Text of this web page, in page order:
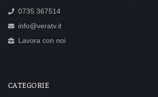
0735 367514
info@veratv.it
Lavora con noi
CATEGORIE